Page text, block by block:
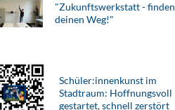
"Zukunftswerkstatt - finden
deinen Weg!"
Schüler:innenkunst im
Stadtraum: Hoffnungsvoll
gestartet, schnell zerstört